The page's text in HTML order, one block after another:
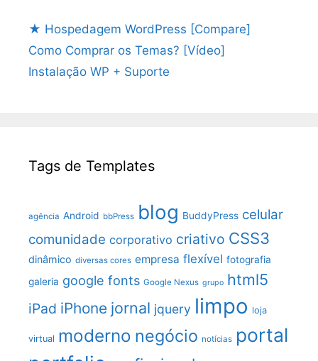
★ Hospedagem WordPress [Compare]
Como Comprar os Temas? [Vídeo]
Instalação WP + Suporte
Tags de Templates
agência Android bbPress blog BuddyPress celular
comunidade corporativo criativo CSS3
dinâmico diversas cores empresa flexível fotografia
galeria google fonts Google Nexus grupo html5
iPad iPhone jornal jquery limpo loja
virtual moderno negócio notícias portal